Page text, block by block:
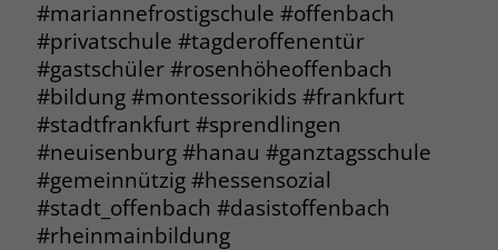
#mariannefrostigschule #offenbach
#privatschule #tagderoffenentür
#gastschüler #rosenhöheoffenbach
#bildung #montessorikids #frankfurt
#stadtfrankfurt #sprendlingen
#neuisenburg #hanau #ganztagsschule
#gemeinnützig #hessensozial
#stadt_offenbach #dasistoffenbach
#rheinmainbildung